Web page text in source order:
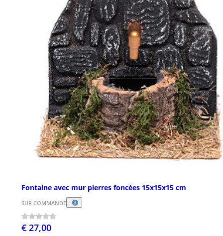
Fontaine avec mur pierres foncées 15x15x15 cm
SUR COMMANDE
€ 27,00